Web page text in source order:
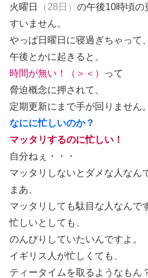
火曜日
（28日） の午後10時頃の
すいません。
やっぱ日曜日に寝過ぎちゃって、
午後とかに起きると、
時間が無い！
（＞＜）
って
脅迫概念に押されて、
定期更新にまで手が回りません。
なにに忙しいのか？
マッタリするのに忙しい！
自分ねぇ・・・
マッタリしないとダメな人なん
まあ、
マッタリしても駄目な人なんで
忙しいとしても、
のんびりしていたいんですよ。
イギリス人が忙しくても、
ティータイムを取るようなもん